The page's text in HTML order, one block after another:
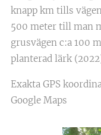
knapp km tills
500 meter till man
grusvägen c:a 100
planterad lärk
Exakta GPS
Google Maps